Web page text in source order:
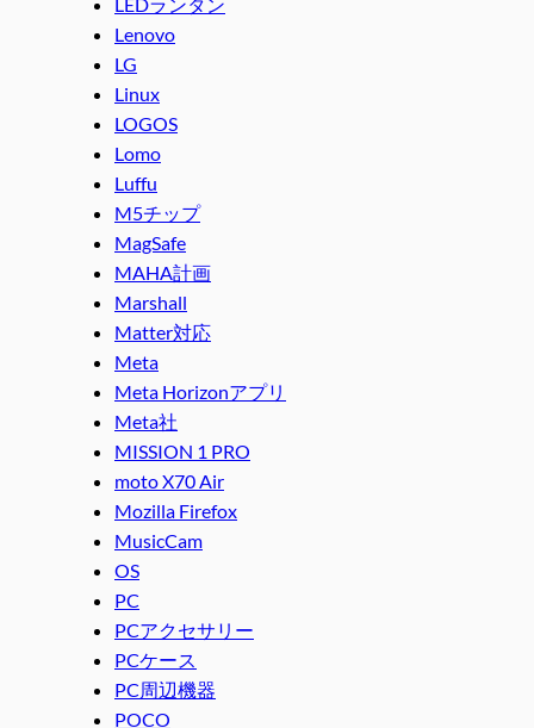
Lenovo
LG
Linux
LOGOS
Lomo
Luffu
M5チップ
MagSafe
MAHA計画
Marshall
Matter対応
Meta
Meta Horizonアプリ
Meta社
MISSION 1 PRO
moto X70 Air
Mozilla Firefox
MusicCam
OS
PC
PCアクセサリー
PCケース
PC周辺機器
POCO